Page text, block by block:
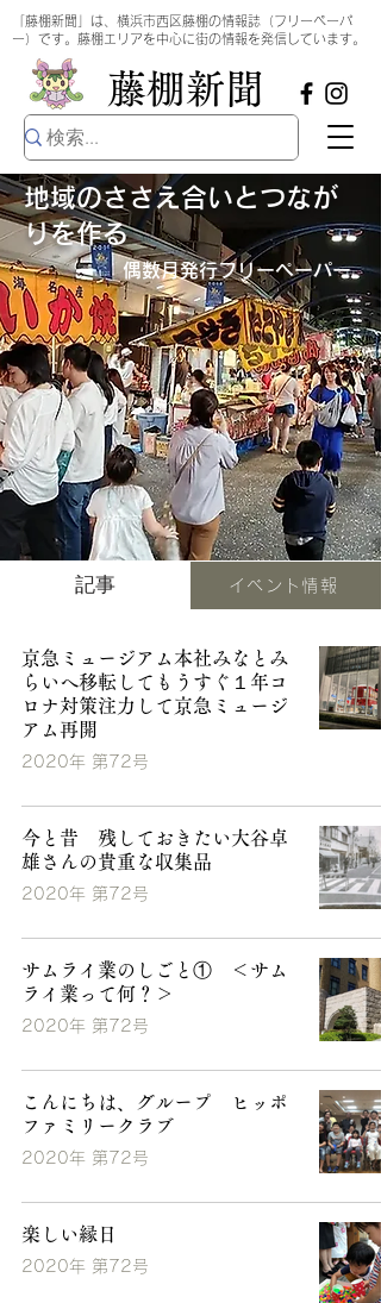
​藤棚新聞
「藤棚新聞」は、横浜市西区藤棚の情報誌（フリーペーパ
ー）です。藤棚エリアを中心に街の情報を発信しています。
地域のささえ合いとつなが
りを作る
偶数月発行​フリーペーパー
記事 イベント情報
京急ミュージアム本社みなとみ
らいへ移転してもうすぐ１年コ
ロナ対策注力して京急ミュージ
アム再開
2020年 第72号
今と昔 残しておきたい大谷卓
雄さんの貴重な収集品
2020年 第72号
サムライ業のしごと① ＜サム
ライ業って何？＞
2020年 第72号
こんにちは、グループ ヒッポ
ファミリークラブ
2020年 第72号
楽しい縁日
2020年 第72号